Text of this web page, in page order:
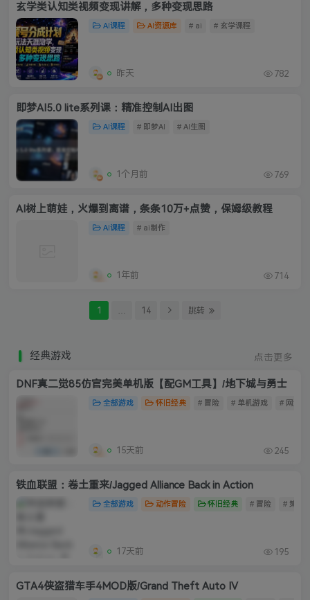
玄学类认知类视频变现讲解，多种变现思路
AI课程 AI资源库 # ai # 玄学课程
昨天 782
即梦AI5.0 lite系列课：精准控制AI出图
AI课程 # 即梦AI # AI生图
1个月前 769
AI树上萌娃，火爆到离谱，条条10万+点赞，保姆级教程
AI课程 # ai制作
1年前 714
1 … 14 跳转
经典游戏 点击更多
DNF真二觉85仿官完美单机版【配GM工具】/地下城与勇士
全部游戏 怀旧经典 # 冒险 # 单机游戏 # 网游单
15天前 245
铁血联盟：卷土重来/Jagged Alliance Back in Action
全部游戏 动作冒险 怀旧经典 # 冒险 # 策略
17天前 195
GTA4侠盗猎车手4MOD版/Grand Theft Auto IV